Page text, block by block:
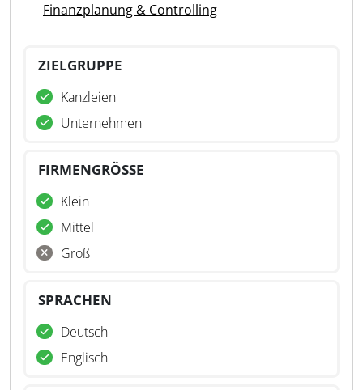
Finanzplanung & Controlling
ZIELGRUPPE
Kanzleien
Unternehmen
FIRMENGRÖSSE
Klein
Mittel
Groß
SPRACHEN
Deutsch
Englisch